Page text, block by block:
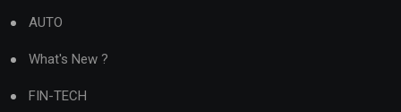
AUTO
What's New ?
FIN-TECH